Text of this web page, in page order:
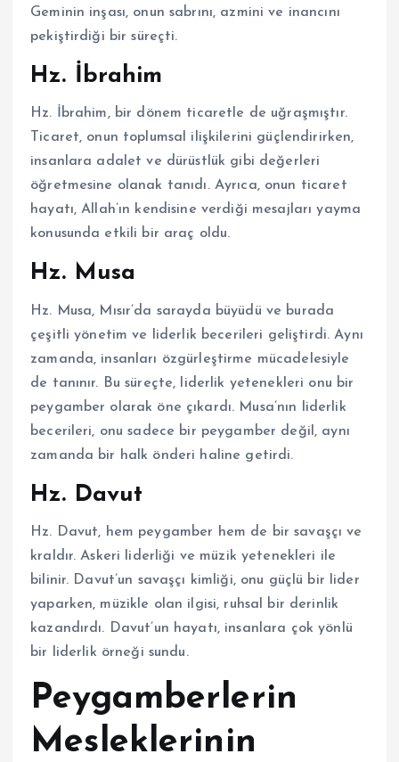
Geminin inşası, onun sabrını, azmini ve inancını
pekiştirdiği bir süreçti.
Hz. İbrahim
Hz. İbrahim, bir dönem ticaretle de uğraşmıştır.
Ticaret, onun toplumsal ilişkilerini güçlendirirken,
insanlara adalet ve dürüstlük gibi değerleri
öğretmesine olanak tanıdı. Ayrıca, onun ticaret
hayatı, Allah’ın kendisine verdiği mesajları yayma
konusunda etkili bir araç oldu.
Hz. Musa
Hz. Musa, Mısır’da sarayda büyüdü ve burada
çeşitli yönetim ve liderlik becerileri geliştirdi. Aynı
zamanda, insanları özgürleştirme mücadelesiyle
de tanınır. Bu süreçte, liderlik yetenekleri onu bir
peygamber olarak öne çıkardı. Musa’nın liderlik
becerileri, onu sadece bir peygamber değil, aynı
zamanda bir halk önderi haline getirdi.
Hz. Davut
Hz. Davut, hem peygamber hem de bir savaşçı ve
kraldır. Askeri liderliği ve müzik yetenekleri ile
bilinir. Davut’un savaşçı kimliği, onu güçlü bir lider
yaparken, müzikle olan ilgisi, ruhsal bir derinlik
kazandırdı. Davut’un hayatı, insanlara çok yönlü
bir liderlik örneği sundu.
Peygamberlerin
Mesleklerinin